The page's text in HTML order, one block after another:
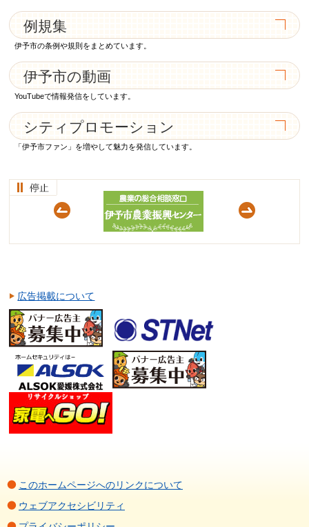
例規集
伊予市の条例や規則をまとめています。
伊予市の動画
YouTubeで情報発信をしています。
シティプロモーション
「伊予市ファン」を増やして魅力を発信しています。
広告掲載について
このホームページへのリンクについて
ウェブアクセシビリティ